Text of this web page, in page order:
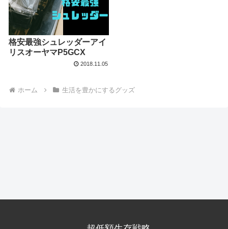
格安最強シュレッダーアイ
リスオーヤマP5GCX
2018.11.05
ホーム 生活を豊かにするグッズ